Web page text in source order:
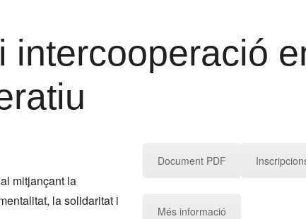
intercooperació
mitjançant la
la solidaritat i
Document PDF
Més informació